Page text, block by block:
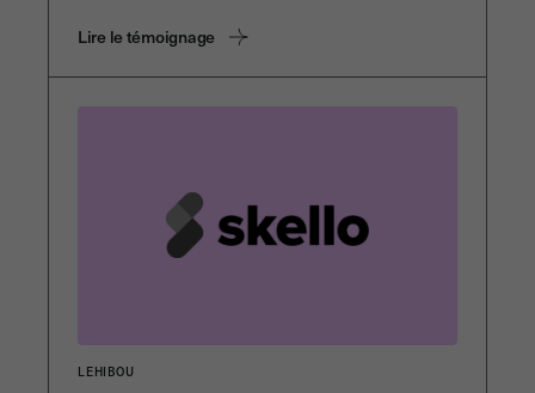
Lire le témoignage
LEHIBOU